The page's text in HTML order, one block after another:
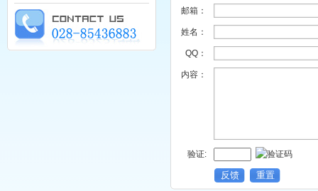
邮箱：
姓名：
QQ：
内容：
验证: